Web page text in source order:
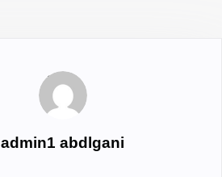
admin1 abdlgani